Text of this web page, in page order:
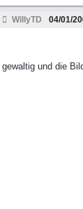
WillyTD 04/01/
und die